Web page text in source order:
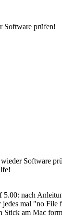
Software prüfen!
Software
nach
jedes mal "no File
am Mac